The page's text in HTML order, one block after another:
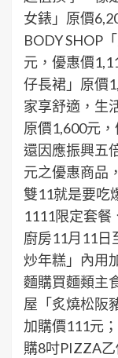
女錶」原價
BODY SHOP
元，優惠價
仔長裙」原價
家享舒適，生
原價1,600元
還因應振興五
元之優惠商品
雙11就是要吃
1111限定套餐
廚房11月11日
炒年糕」內用
麵購買麵類主
屋「炙燒松阪
加購價111元
購8吋PIZZA